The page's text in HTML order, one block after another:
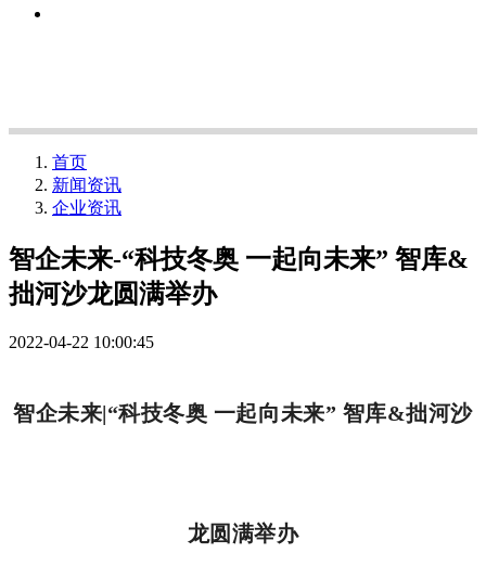
首页
新闻资讯
企业资讯
智企未来-“科技冬奥 一起向未来” 智库&
拙河沙龙圆满举办
2022-04-22 10:00:45
智企未来|“科技冬奥 一起向未来” 智库&拙河沙
龙圆满举办